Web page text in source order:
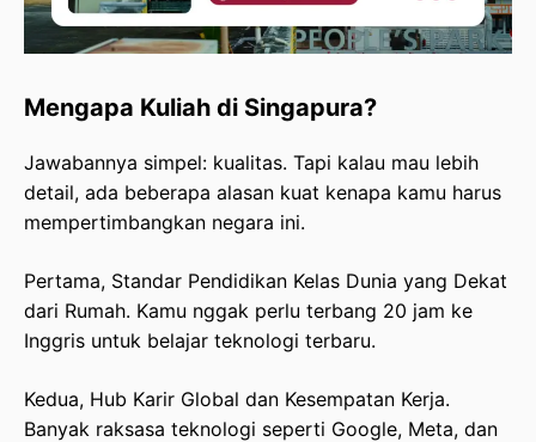
Mengapa Kuliah di Singapura?
Jawabannya simpel: kualitas. Tapi kalau mau lebih
detail, ada beberapa alasan kuat kenapa kamu harus
mempertimbangkan negara ini.
Pertama, Standar Pendidikan Kelas Dunia yang Dekat
dari Rumah. Kamu nggak perlu terbang 20 jam ke
Inggris untuk belajar teknologi terbaru.
Kedua, Hub Karir Global dan Kesempatan Kerja.
Banyak raksasa teknologi seperti Google, Meta, dan